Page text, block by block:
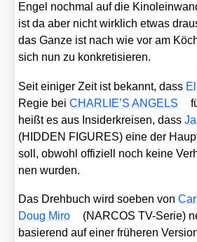
Engel noch­mal auf die
ist da aber nicht wirk­lich etwas
das Gan­ze ist nach wie vor am
sich nun zu kon­kre­ti­sie­ren.
Seit eini­ger Zeit ist bekannt, dass
Regie beiCHARLIE’S ANGELS
heißt es aus Insi­der­krei­sen, dass
(HIDDEN FIGURES) eine der
soll, obwohl offi­zi­ell noch kei­ne
nen wur­den.
Das Dreh­buch wird soeben von
Doug Miro
(NARCOS TV-Serie)
basie­rend auf einer frü­he­ren